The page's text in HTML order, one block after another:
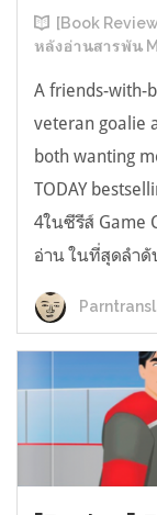
[Book
หลังอ่านสารพัน
A friends-with-
veteran goalie
both wanting
TODAY
4ในซีรีส์ Game
อ่าน ในที่สุดลำ